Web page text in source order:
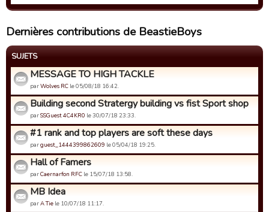
Dernières contributions de BeastieBoys
SUJETS
MESSAGE TO HIGH TACKLE
parWolves RC le 05/08/18 16:42.
Building second Stratergy building vs fist Sport shop
parSSGuest 4C4KR0 le 30/07/18 23:33.
#1 rank and top players are soft these days
parguest_1444399862609 le 05/04/18 19:25.
Hall of Famers
parCaernarfon RFC le 15/07/18 13:58.
MB Idea
parA Tie le 10/07/18 11:17.